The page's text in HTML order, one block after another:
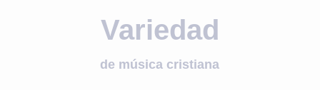
Variedad
de música cristiana